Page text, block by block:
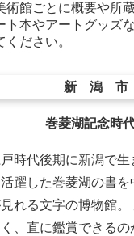
術館ごとに概要や所
本やアートグッズ
ださい。
新潟市
巻菱湖記念時
時代後期に新潟で
躍した巻菱湖の書
れる文字の博物館
、直に鑑賞できるの